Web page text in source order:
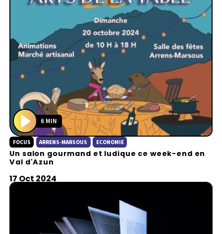
P
l
a
6 MIN
FOCUS ARRENS-MARSOUS ECONOMIE
Un salon gourmand et ludique ce week-end en
Val d'Azun
17 Oct 2024